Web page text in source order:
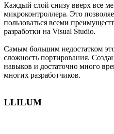
Каждый слой снизу вверх все
микроконтроллера. Это
пользоваться всеми
разработки на Visual Studio.
Самым большим недостатком
сложность портирования.
навыков и достаточно много
многих разработчиков.
LLILUM